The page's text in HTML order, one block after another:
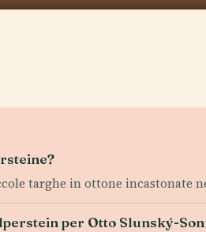
targhe in ottone incastonate
per Otto Slunský-